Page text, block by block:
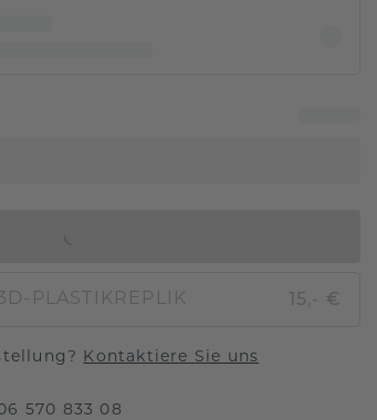
PLASTIKREPLIK 15,- €
Kontaktiere Sie uns
570 833 08